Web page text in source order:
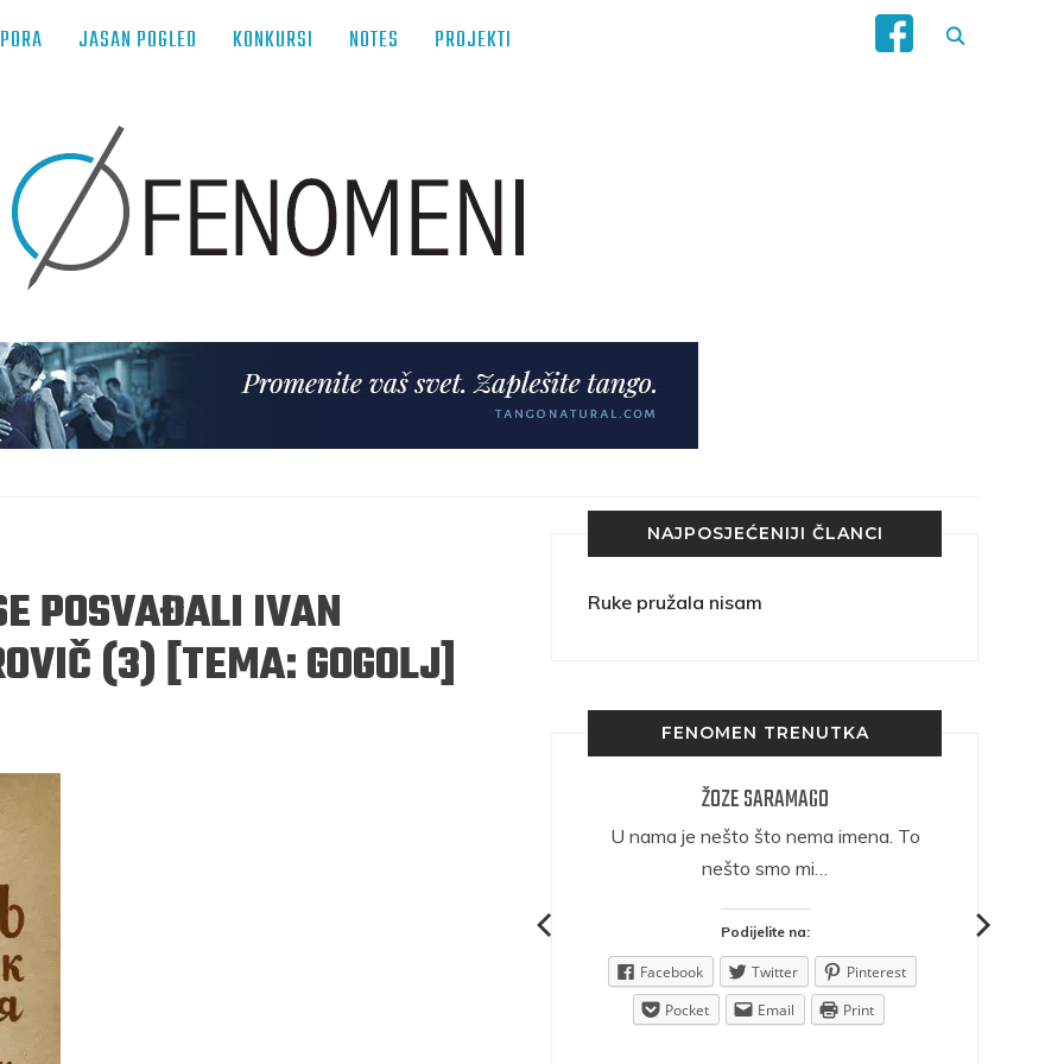
JASAN POGLED KONKURSI NOTES PROJEKTI
POSVAĐALI IVAN
(3) [TEMA: GOGOLJ]
NAJPOSJEĆENIJI ČLANCI
Ruke pružala nisam
FENOMEN TRENUTKA
ŽOZE SARAMAGO
U nama je nešto što nema imena. To
nešto smo mi…
Podijelite na:
Facebook Twitter
Pinterest
Pocket
Email Print
navikli na življenje pod
ikonama, ali ne i pred
čovjekom.
Podijelite na: